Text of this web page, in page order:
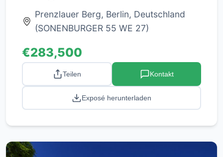
Prenzlauer Berg, Berlin, Deutschland
(SONENBURGER 55 WE 27)
€283,500
Teilen Kontakt
Exposé herunterladen